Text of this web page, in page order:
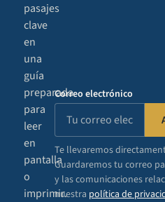
pasajes
clave
en
una
guía
preparada
para
leer
en
pantalla
o
imprimir.
Correo electrónico
Te llevaremos
Guardaremos tu correo
y las comunicaciones
nuestra política de